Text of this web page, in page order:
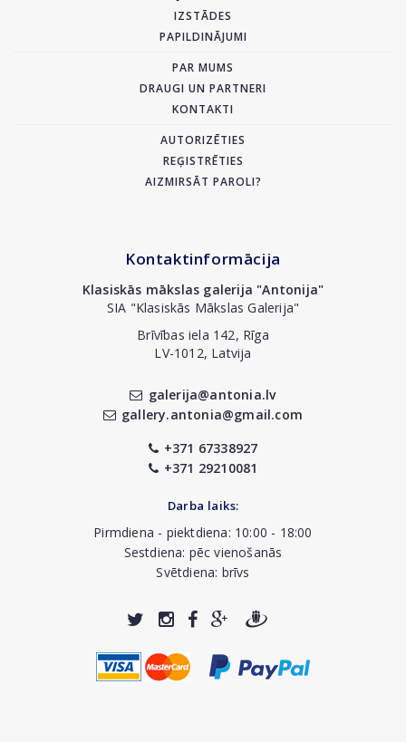
IZSTĀDES
PAPILDINĀJUMI
PAR MUMS
DRAUGI UN PARTNERI
KONTAKTI
AUTORIZĒTIES
REĢISTRĒTIES
AIZMIRSĀT PAROLI?
Kontaktinformācija
Klasiskās mākslas galerija "Antonija"
SIA "Klasiskās Mākslas Galerija"
Brīvības iela 142, Rīga
LV-1012, Latvija
galerija@antonia.lv
gallery.antonia@gmail.com
+371 67338927
+371 29210081
Darba laiks:
Pirmdiena - piektdiena: 10:00 - 18:00
Sestdiena: pēc vienošanās
Svētdiena: brīvs